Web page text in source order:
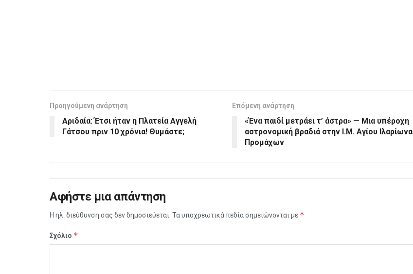
Προηγούμενη ανάρτηση
Αριδαία: Έτσι ήταν η Πλατεία Αγγελή
Γάτσου πριν 10 χρόνια! Θυμάστε;
Επόμενη ανάρτηση
«Ένα παιδί μετράει τ’ άστρα» — Μια υπέροχη
αστρονομική βραδιά στην Ι.Μ. Αγίου Ιλαρίωνα
Προμάχων
Αφήστε μια απάντηση
Η ηλ. διεύθυνση σας δεν δημοσιεύεται. Τα υποχρεωτικά πεδία σημειώνονται με *
Σχόλιο *